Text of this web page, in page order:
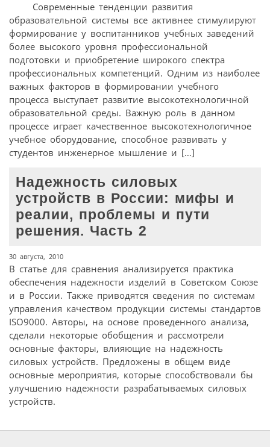
Современные тенденции развития
образовательной системы все активнее стимулируют
формирование у воспитанников учебных заведений
более высокого уровня профессиональной
подготовки и приобретение широкого спектра
профессиональных компетенций. Одним из наиболее
важных факторов в формировании учебного
процесса выступает развитие высокотехнологичной
образовательной среды. Важную роль в данном
процессе играет качественное высокотехнологичное
учебное оборудование, способное развивать у
студентов инженерное мышление и […]
Надежность силовых
устройств в России: мифы и
реалии, проблемы и пути
решения. Часть 2
30 августа, 2010
В статье для сравнения анализируется практика
обеспечения надежности изделий в Советском Союзе
и в России. Также приводятся сведения по системам
управления качеством продукции системы стандартов
ISO9000. Авторы, на основе проведенного анализа,
сделали некоторые обобщения и рассмотрели
основные факторы, влияющие на надежность
силовых устройств. Предложены в общем виде
основные мероприятия, которые способствовали бы
улучшению надежности разрабатываемых силовых
устройств.